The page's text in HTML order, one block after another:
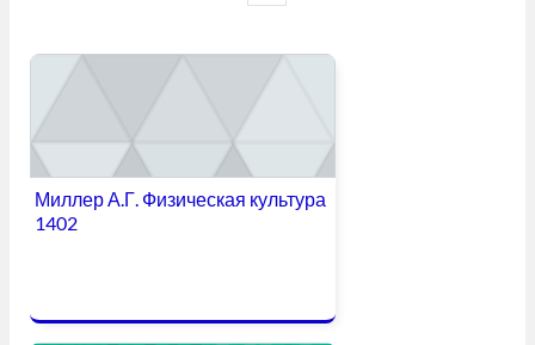
Миллер А.Г. Физическая культура
1402